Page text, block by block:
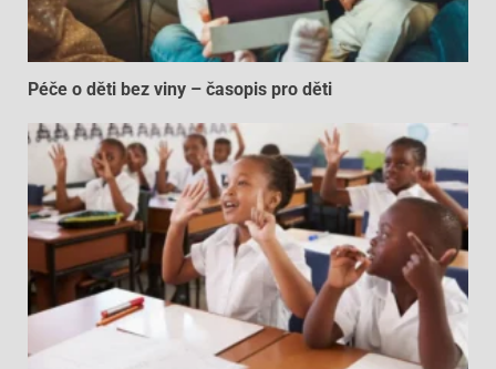
Péče o děti bez viny – časopis pro děti